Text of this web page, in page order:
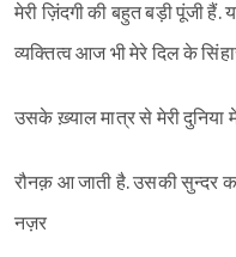
मेरी ज़िंदगी की बहुत बड़ी पूंजी
व्यक्तित्व आज भी मेरे दिल के
उसके ख़्याल मात्र से मेरी दुनिया
रौनक़ आ जाती है. उसकी सुन्दर
नज़र